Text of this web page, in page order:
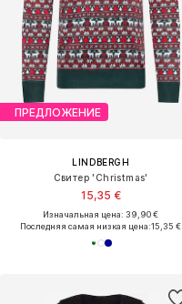
ПРЕДЛОЖЕНИЕ
LINDBERGH
Свитер 'Christmas'
15,35 €
Изначальная цена: 39,90 €
Последняя самая низкая цена:15,35 €